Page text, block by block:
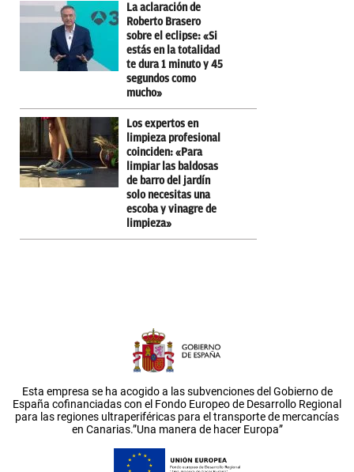
La aclaración de
Roberto Brasero
sobre el eclipse: «Si
estás en la totalidad
te dura 1 minuto y 45
segundos como
mucho»
Los expertos en
limpieza profesional
coinciden: «Para
limpiar las baldosas
de barro del jardín
solo necesitas una
escoba y vinagre de
limpieza»
Esta empresa se ha acogido a las subvenciones del Gobierno de
España cofinanciadas con el Fondo Europeo de Desarrollo Regional
para las regiones ultraperiféricas para el transporte de mercancías
en Canarias.”Una manera de hacer Europa”